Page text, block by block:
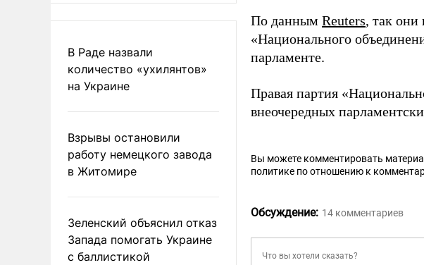
В Раде назвали
количество «ухилянтов»
на Украине
Взрывы остановили
работу немецкого завода
в Житомире
Зеленский объяснил отказ
Запада помогать Украине
с баллистикой
По данным Reuters, так они
«Национального
парламенте.
Правая партия
внеочередных
Вы можете комментировать
политике по отношению к
Обсуждение: 14 комментариев